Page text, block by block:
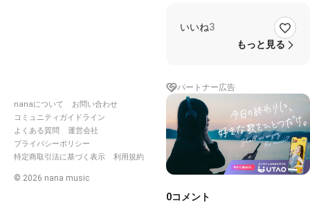
nanaについて
お問い合わせ
コミュニティガイドライン
よくある質問
運営会社
プライバシーポリシー
特定商取引法に基づく表示
利用規約
© 2026 nana music
いいね3
もっと見る
パートナー広告
0コメント